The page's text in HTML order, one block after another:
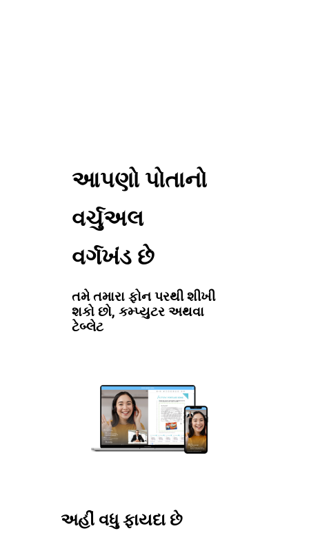
આપણો પોતાનો
વર્ચુઅલ
વર્ગખંડ છે
તમે તમારા ફોન પરથી શીખી
શકો છો, કમ્પ્યુટર અથવા
ટેબ્લેટ
અહીં વધુ ફાયદા છે